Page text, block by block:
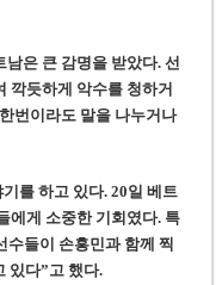
은 큰 감명을 받았다. 선
깍듯하게 악수를 청하거
번이라도 말을 나누거나
를 하고 있다. 20일 베트
에게 소중한 기회였다. 특
수들이 손흥민과 함께 찍
있다”고 했다.